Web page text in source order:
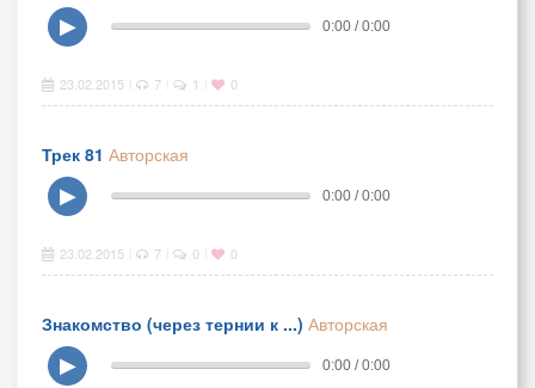
▶
0:00 / 0:00
23.02.2015 7 1 0
Трек 81 Авторская
▶
0:00 / 0:00
23.02.2015 7 0 0
Знакомство (через тернии к ...) Авторская
▶
0:00 / 0:00